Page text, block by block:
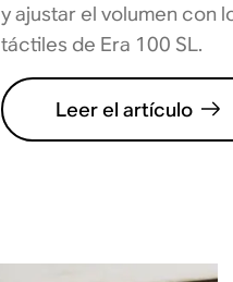
y ajustar el volumen con
táctiles de Era 100 SL.
Leer el artículo